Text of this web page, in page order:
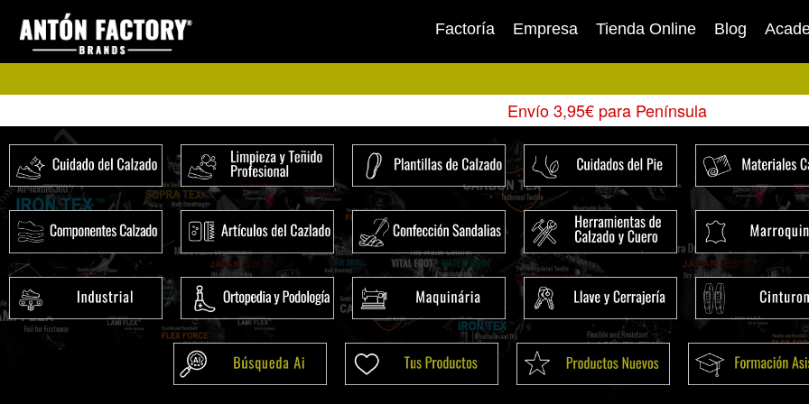
contenido
Factoría Empresa Tienda Online Blog
Envío 3,95€ para Península